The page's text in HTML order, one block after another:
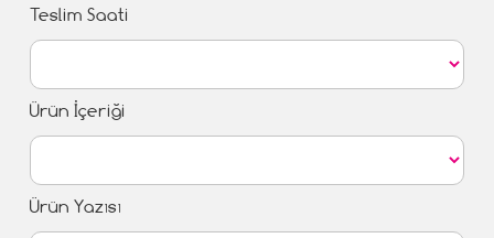
Teslim Saati
Ürün İçeriği
Ürün Yazısı